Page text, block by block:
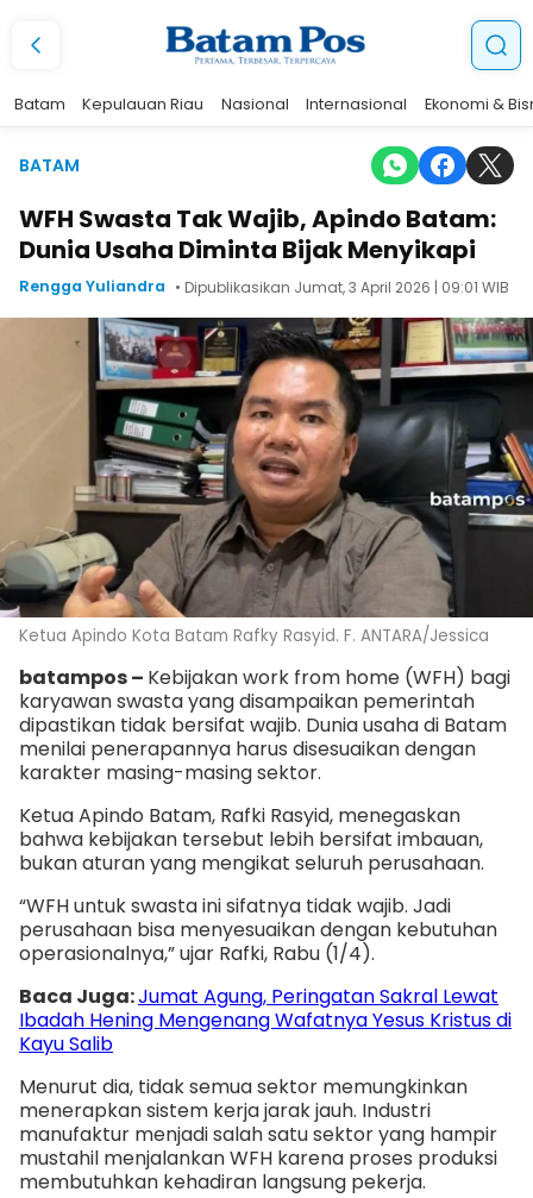
Batam Kepulauan Riau Nasional Internasional Ekonomi &
BATAM
WFH Swasta Tak Wajib, Apindo Batam:
Dunia Usaha Diminta Bijak Menyikapi
Rengga Yuliandra • Dipublikasikan Jumat, 3 April 2026 | 09:01 WIB
Ketua Apindo Kota Batam Rafky Rasyid. F. ANTARA/Jessica
batampos – Kebijakan work from home (WFH) bagi
karyawan swasta yang disampaikan pemerintah
dipastikan tidak bersifat wajib. Dunia usaha di Batam
menilai penerapannya harus disesuaikan dengan
karakter masing-masing sektor.
Ketua Apindo Batam, Rafki Rasyid, menegaskan
bahwa kebijakan tersebut lebih bersifat imbauan,
bukan aturan yang mengikat seluruh perusahaan.
“WFH untuk swasta ini sifatnya tidak wajib. Jadi
perusahaan bisa menyesuaikan dengan kebutuhan
operasionalnya,” ujar Rafki, Rabu (1/4).
Baca Juga:Jumat Agung, Peringatan Sakral Lewat
Ibadah Hening Mengenang Wafatnya Yesus Kristus di
Kayu Salib
Menurut dia, tidak semua sektor memungkinkan
menerapkan sistem kerja jarak jauh. Industri
manufaktur menjadi salah satu sektor yang hampir
mustahil menjalankan WFH karena proses produksi
membutuhkan kehadiran langsung pekerja.